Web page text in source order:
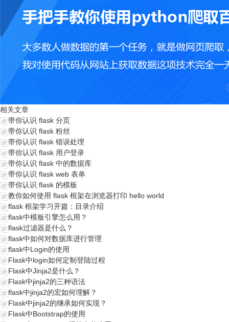
相关文章
带你认识 flask 分页
带你认识 flask 粉丝
带你认识 flask 错误处理
带你认识 flask 用户登录
带你认识 flask 中的数据库
带你认识 flask web 表单
带你认识 flask 的模板
教你如何使用 flask 框架在浏览器打印 hello world
flask 框架学习开篇：目录介绍
flask中模板引擎怎么用？
flask过滤器是什么？
flask中如何对数据库进行管理
flask中Login的使用
Flask中login如何定制登陆过程
Flask中Jinja2是什么？
Flask中jinja2的三种语法
flask中jinja2的宏如何理解？
Flask中jinja2的继承如何实现？
Flask中Bootstrap的使用